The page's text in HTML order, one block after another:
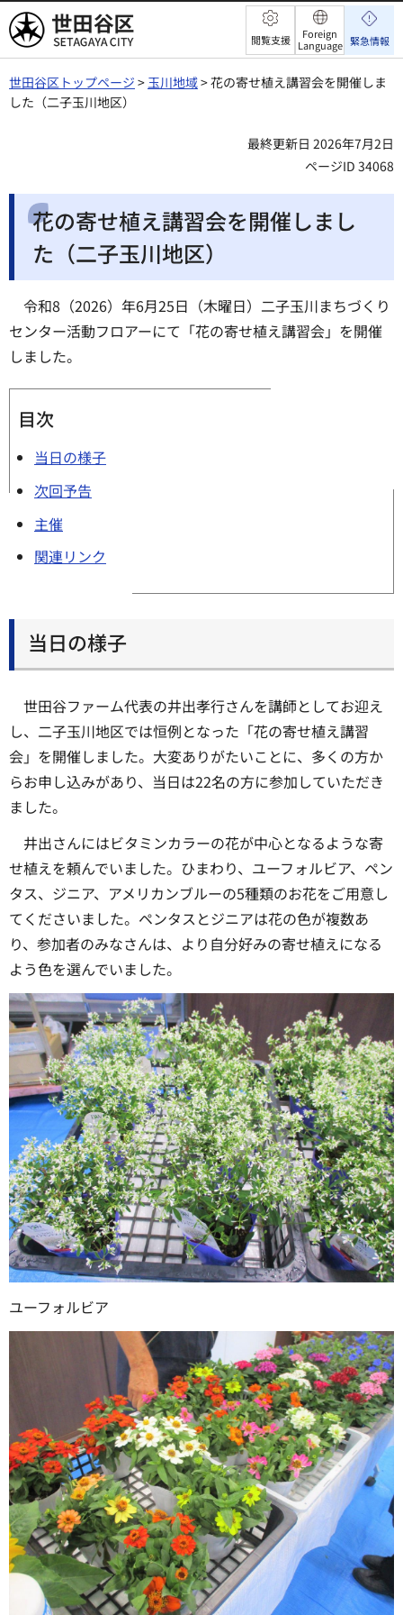
世田谷区 閲覧支援
Foreign
Language 緊急情報
世田谷区トップページ >玉川地域> 花の寄せ植え講習会を開催しま
した（二子玉川地区）
最終更新日 2026年7月2日
ページID 34068
花の寄せ植え講習会を開催しまし
た（二子玉川地区）
令和8（2026）年6月25日（木曜日）二子玉川まちづくり
センター活動フロアーにて「花の寄せ植え講習会」を開催
しました。
目次
当日の様子
次回予告
主催
関連リンク
当日の様子
世田谷ファーム代表の井出孝行さんを講師としてお迎え
し、二子玉川地区では恒例となった「花の寄せ植え講習
会」を開催しました。大変ありがたいことに、多くの方か
らお申し込みがあり、当日は22名の方に参加していただき
ました。
井出さんにはビタミンカラーの花が中心となるような寄
せ植えを頼んでいました。ひまわり、ユーフォルビア、ペン
タス、ジニア、アメリカンブルーの5種類のお花をご用意し
てくださいました。ペンタスとジニアは花の色が複数あ
り、参加者のみなさんは、より自分好みの寄せ植えになる
よう色を選んでいました。
ユーフォルビア